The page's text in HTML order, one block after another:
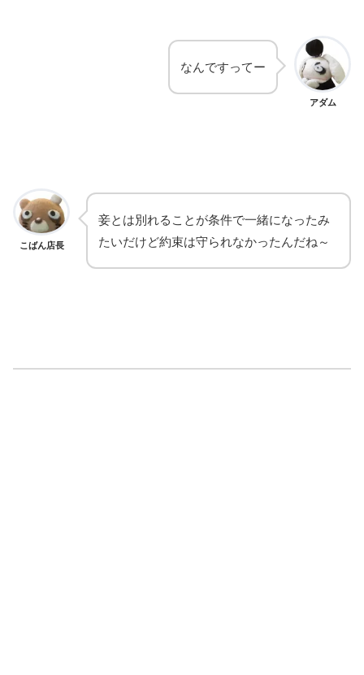
アダム
なんですってー
こばん店長
妾とは別れることが条件で一緒になったみ
たいだけど約束は守られなかったんだね～